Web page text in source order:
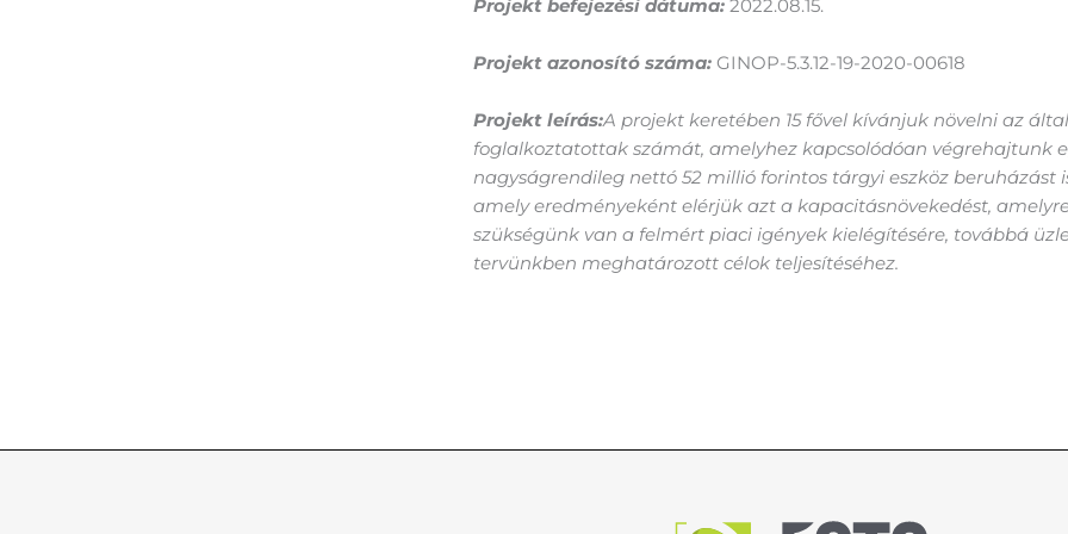
Projekt befejezési dátuma: 2022.08.15.
Projekt azonosító száma: GINOP-5.3.12-19-2020-00618
Projekt leírás:A projekt keretében 15 fővel kívánjuk növelni az
foglalkoztatottak számát, amelyhez kapcsolódóan végrehajtunk
nagyságrendileg nettó 52 millió forintos tárgyi eszköz beruházást
amely eredményeként elérjük azt a kapacitásnövekedést,
szükségünk van a felmért piaci igények kielégítésére, továbbá
tervünkben meghatározott célok teljesítéséhez.